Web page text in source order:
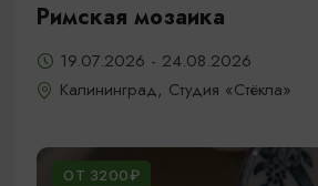
Римская мозаика
19.07.2026 - 24.08.2026
Калининград, Студия «Стёкла»
ОТ 3200₽